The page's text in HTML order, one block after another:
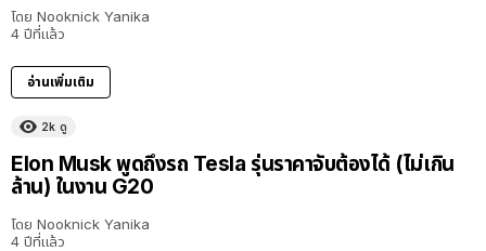
โดย Nooknick Yanika
4 ปีที่แล้ว
อ่านเพิ่มเติม
2k ดู
Elon Musk พูดถึงรถ Tesla รุ่นราคาจับต้องได้ (ไม่เกิน
ล้าน) ในงาน G20
โดย Nooknick Yanika
4 ปีที่แล้ว